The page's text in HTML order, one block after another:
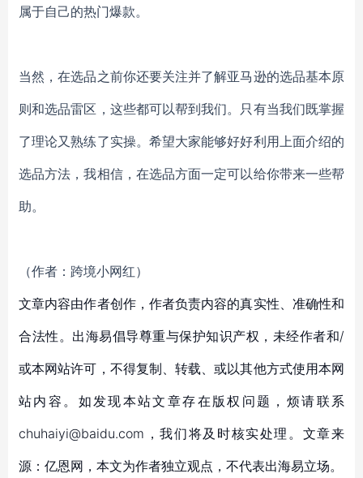
属于自己的热门爆款。
当然，在选品之前你还要关注并了解亚马逊的选品基本原
则和选品雷区，这些都可以帮到我们。只有当我们既掌握
了理论又熟练了实操。希望大家能够好好利用上面介绍的
选品方法，我相信，在选品方面一定可以给你带来一些帮
助。
（作者： 跨境小网红）
文章内容由作者创作，作者负责内容的真实性、准确性和
合法性。出海易倡导尊重与保护知识产权，未经作者和/
或本网站许可，不得复制、转载、或以其他方式使用本网
站内容。如发现本站文章存在版权问题，烦请联系
chuhaiyi@baidu.com，我们将及时核实处理。文章来
源：亿恩网，本文为作者独立观点，不代表出海易立场。